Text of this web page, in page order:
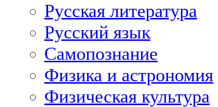
Русская литература
Русский язык
Самопознание
Физика и астрономия
Физическая культура